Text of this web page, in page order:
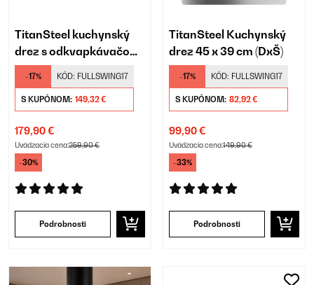
TitanSteel kuchynský
drez s odkvapkávačom,
79 x 44 cm (DxŠ)
-17% KÓD: FULLSWING17
S KUPÓNOM: 149,32 €
179,90 €
Uvádzacia cena:259,90 €
-30%
Podrobnosti
TitanSteel Kuchynský
drez 45 x 39 cm (DxŠ)
-17% KÓD: FULLSWING17
S KUPÓNOM: 82,92 €
99,90 €
Uvádzacia cena:149,90 €
-33%
Podrobnosti